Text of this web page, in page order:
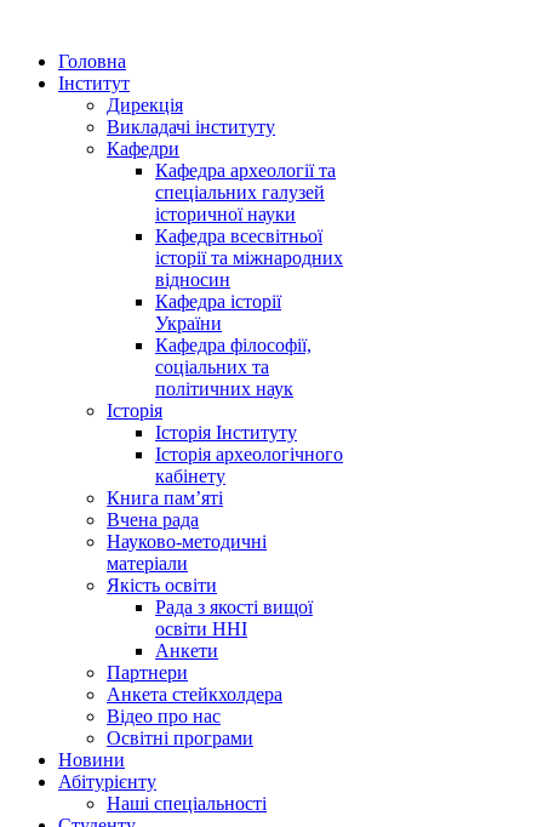
Головна
Інститут
Дирекція
Викладачі інституту
Кафедри
Кафедра археології та
спеціальних галузей
історичної науки
Кафедра всесвітньої
історії та міжнародних
відносин
Кафедра історії
України
Кафедра філософії,
соціальних та
політичних наук
Історія
Історія Інституту
Історія археологічного
кабінету
Книга памʼяті
Вчена рада
Науково-методичні
матеріали
Якість освіти
Рада з якості вищої
освіти ННІ
Анкети
Партнери
Анкета стейкхолдера
Відео про нас
Освітні програми
Hовини
Абітурієнту
Наші спеціальності